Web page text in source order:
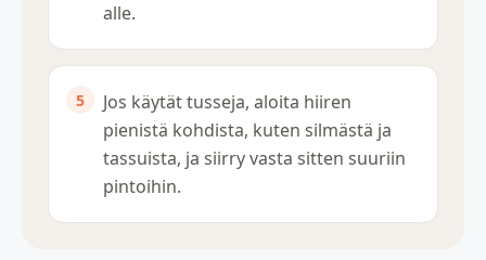
alle.
Jos käytät tusseja, aloita hiiren
pienistä kohdista, kuten silmästä ja
tassuista, ja siirry vasta sitten suuriin
pintoihin.